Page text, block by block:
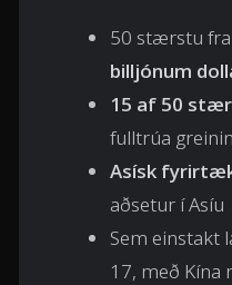
50 stærstu
billjónum
15 af 50
fulltrúa
Asísk
aðsetur í Asíu
Sem einstakt
17, með Kína